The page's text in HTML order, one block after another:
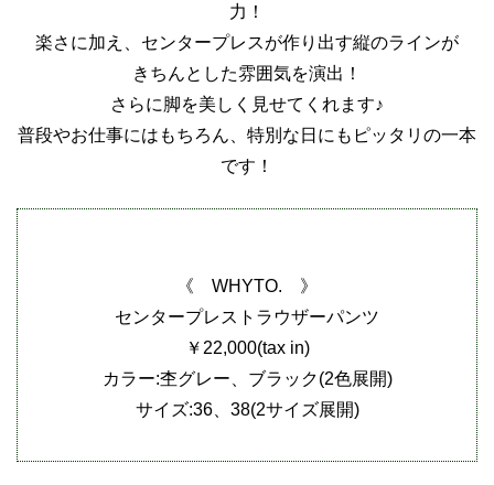
力！
楽さに加え、センタープレスが作り出す縦のラインが
きちんとした雰囲気を演出！
さらに脚を美しく見せてくれます♪
普段やお仕事にはもちろん、特別な日にもピッタリの一本
です！
《 WHYTO. 》
センタープレストラウザーパンツ
￥22,000(tax in)
カラー:杢グレー、ブラック(2色展開)
サイズ:36、38(2サイズ展開)